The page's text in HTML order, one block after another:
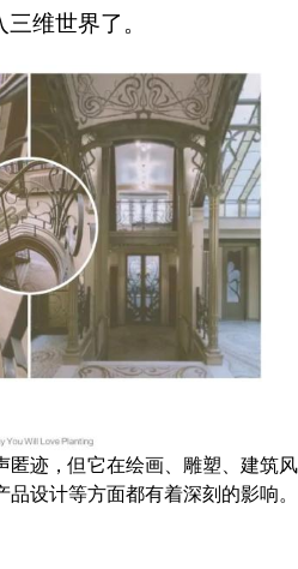
维世界了。
匿迹，但它在绘画、雕塑、建筑风
设计等方面都有着深刻的影响。